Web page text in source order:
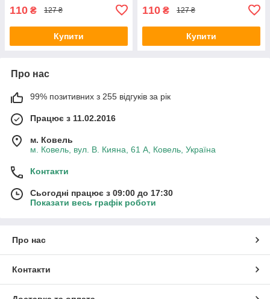
110 ₴ 127 ₴
Купити
110 ₴ 127 ₴
Купити
Про нас
99% позитивних з 255 відгуків за рік
Працює з 11.02.2016
м. Ковель
м. Ковель, вул. В. Кияна, 61 А, Ковель, Україна
Контакти
Сьогодні працює з 09:00 до 17:30
Показати весь графік роботи
Про нас
Контакти